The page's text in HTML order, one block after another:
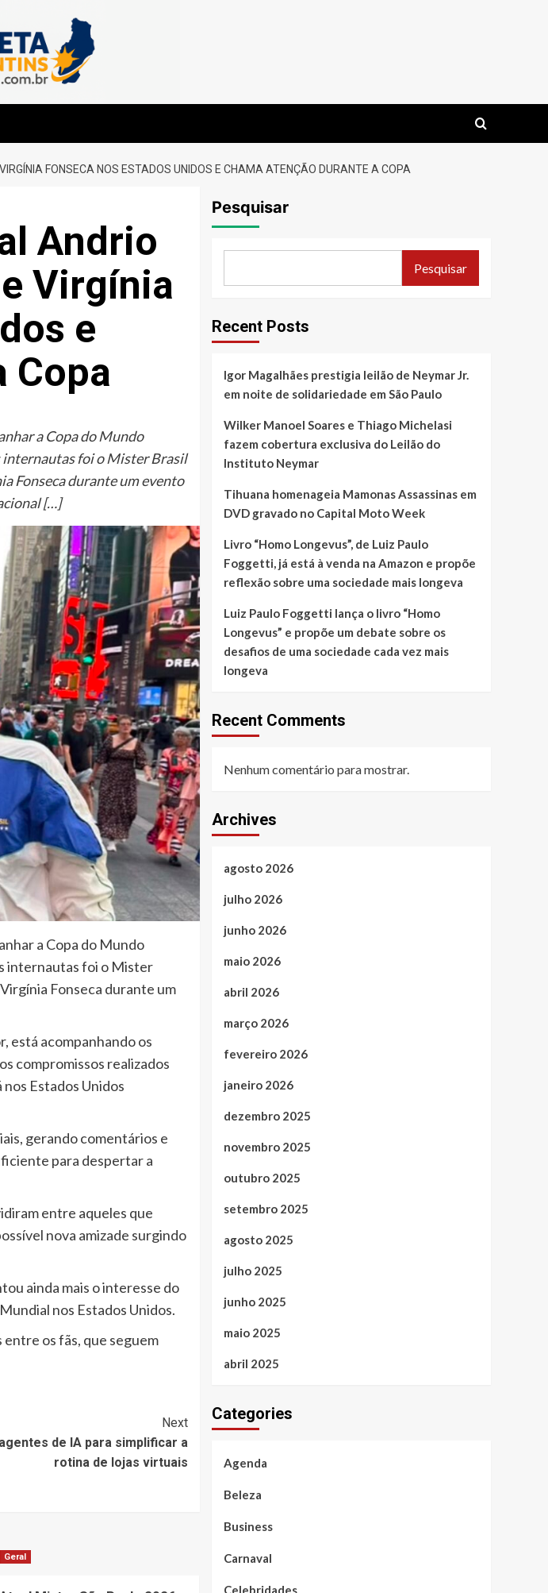
FONSECA NOS ESTADOS UNIDOS E CHAMA ATENÇÃO DURANTE A COPA
Andrio
Virgínia
e
Copa
a Copa do Mundo
internautas foi o Mister Brasil
Fonseca durante um evento
[…]
a Copa do Mundo
internautas foi o Mister
Fonseca durante um
está acompanhando os
compromissos realizados
Estados Unidos
gerando comentários e
para despertar a
entre aqueles que
nova amizade surgindo
ainda mais o interesse do
nos Estados Unidos.
os fãs, que seguem
Next
de IA para simplificar a
rotina de lojas virtuais
Geral
Pesquisar
Pesquisar
Recent Posts
Igor Magalhães prestigia leilão de Neymar Jr.
em noite de solidariedade em São Paulo
Wilker Manoel Soares e Thiago Michelasi
fazem cobertura exclusiva do Leilão do
Instituto Neymar
Tihuana homenageia Mamonas Assassinas em
DVD gravado no Capital Moto Week
Livro “Homo Longevus”, de Luiz Paulo
Foggetti, já está à venda na Amazon e propõe
reflexão sobre uma sociedade mais longeva
Luiz Paulo Foggetti lança o livro “Homo
Longevus” e propõe um debate sobre os
desafios de uma sociedade cada vez mais
longeva
Recent Comments
Nenhum comentário para mostrar.
Archives
agosto 2026
julho 2026
junho 2026
maio 2026
abril 2026
março 2026
fevereiro 2026
janeiro 2026
dezembro 2025
novembro 2025
outubro 2025
setembro 2025
agosto 2025
julho 2025
junho 2025
maio 2025
abril 2025
Categories
Agenda
Beleza
Business
Carnaval
Celebridades